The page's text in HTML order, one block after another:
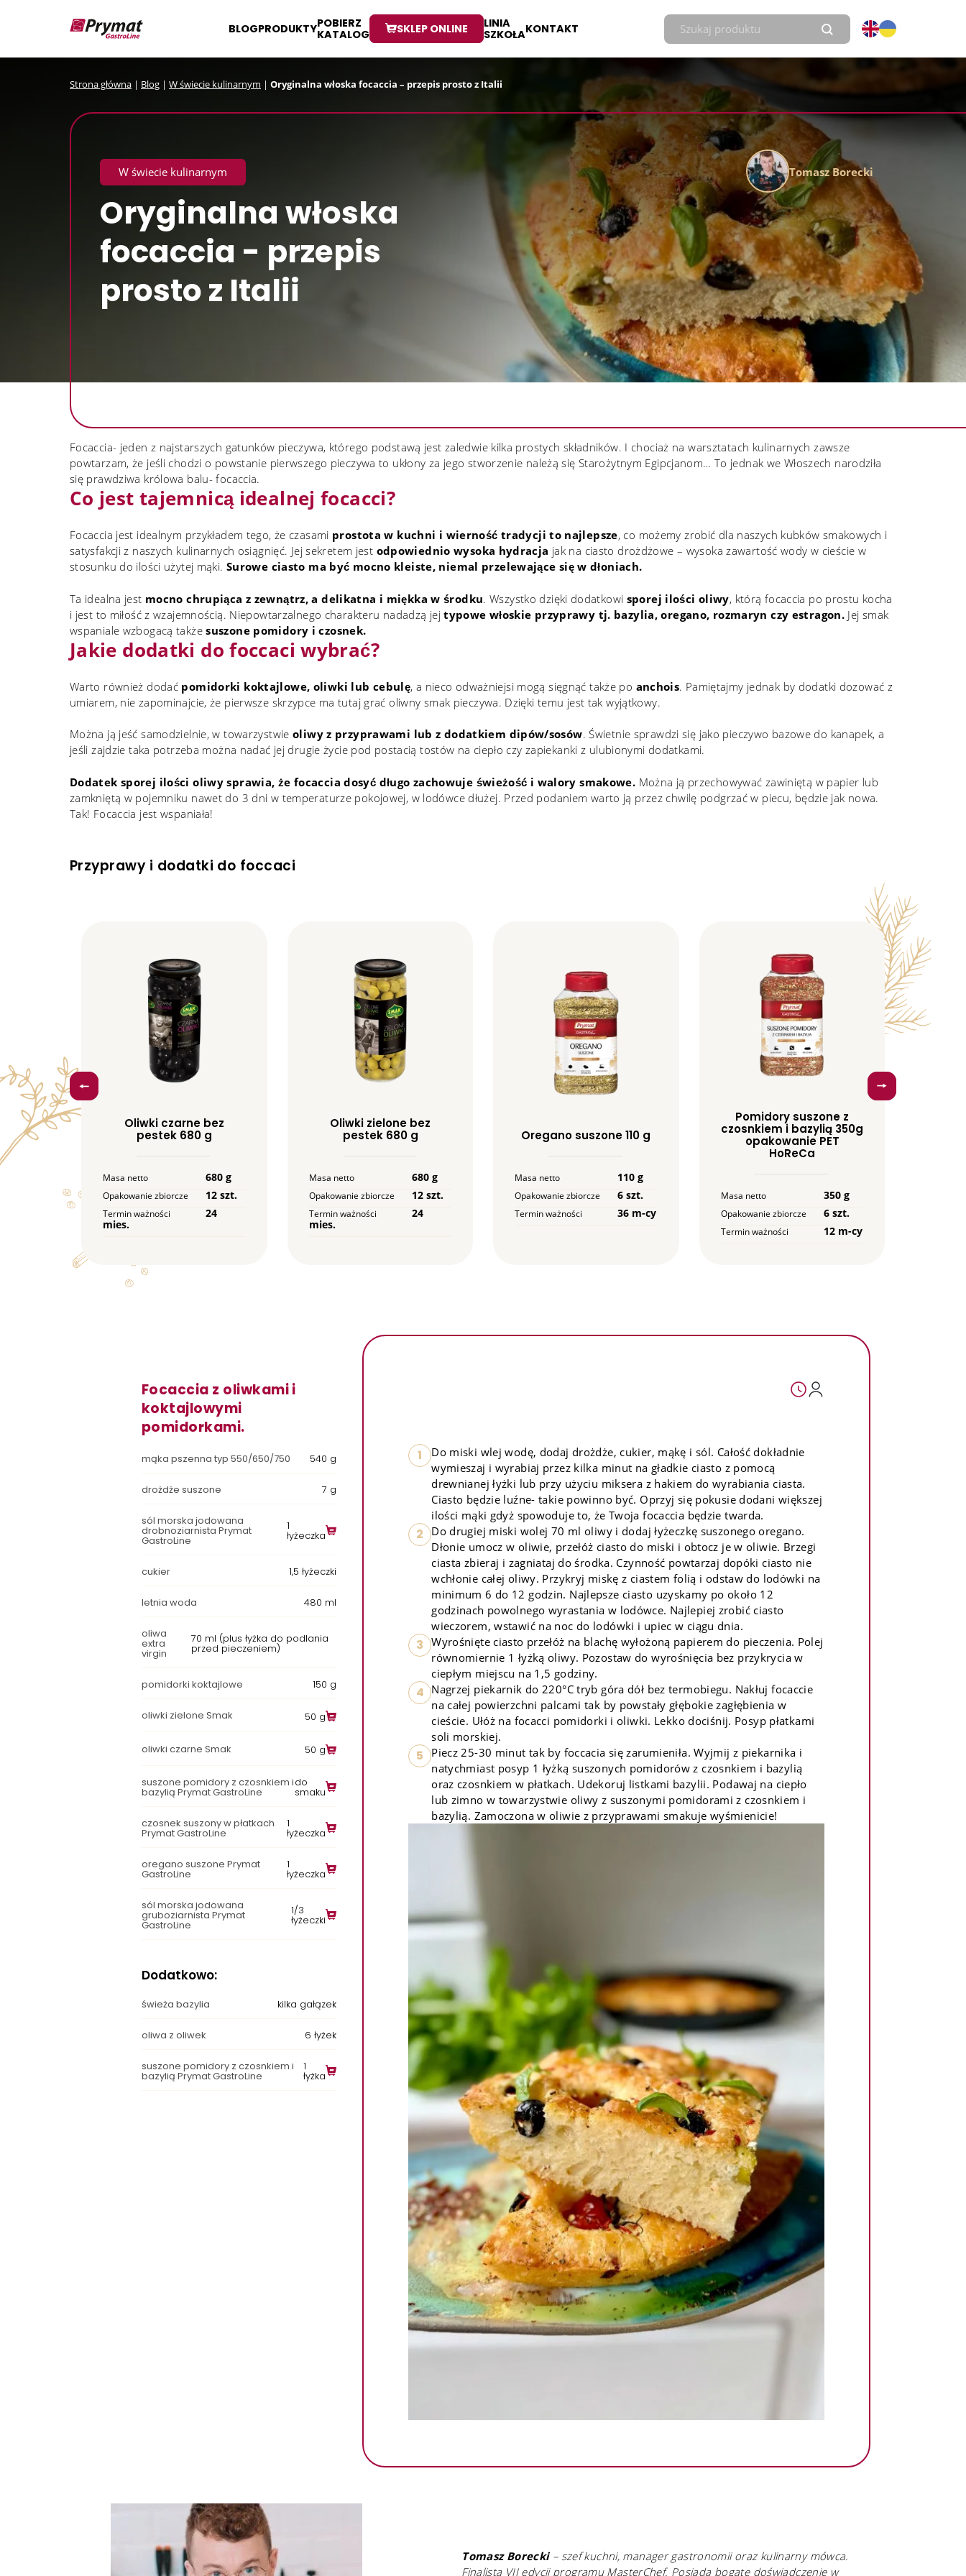
BLOGPRODUKTYPOBIERZ
KATALOG
SKLEP ONLINE
LINIA
SZKOŁAKONTAKT
Strona główna | Blog | W świecie kulinarnym | Oryginalna włoska focaccia – przepis prosto z Italii
W świecie kulinarnym Tomasz Borecki
Oryginalna włoska
focaccia - przepis
prosto z Italii
Focaccia- jeden z najstarszych gatunków pieczywa, którego podstawą jest zaledwie kilka prostych składników. I chociaż na warsztatach kulinarnych zawsze
powtarzam, że jeśli chodzi o powstanie pierwszego pieczywa to ukłony za jego stworzenie należą się Starożytnym Egipcjanom… To jednak we Włoszech narodziła
się prawdziwa królowa balu- focaccia.
Co jest tajemnicą idealnej focacci?
Focaccia jest idealnym przykładem tego, że czasami prostota w kuchni i wierność tradycji to najlepsze, co możemy zrobić dla naszych kubków smakowych i
satysfakcji z naszych kulinarnych osiągnięć. Jej sekretem jest odpowiednio wysoka hydracja jak na ciasto drożdżowe – wysoka zawartość wody w cieście w
stosunku do ilości użytej mąki. Surowe ciasto ma być mocno kleiste, niemal przelewające się w dłoniach.
Ta idealna jest mocno chrupiąca z zewnątrz, a delikatna i miękka w środku. Wszystko dzięki dodatkowi sporej ilości oliwy, którą focaccia po prostu kocha
i jest to miłość z wzajemnością. Niepowtarzalnego charakteru nadadzą jejtypowe włoskie przyprawy tj. bazylia, oregano, rozmaryn czy estragon. Jej smak
wspaniale wzbogacą takżesuszone pomidory i czosnek.
Jakie dodatki do foccaci wybrać?
Warto również dodać pomidorki koktajlowe, oliwki lub cebulę, a nieco odważniejsi mogą sięgnąć także po anchois. Pamiętajmy jednak by dodatki dozować z
umiarem, nie zapominajcie, że pierwsze skrzypce ma tutaj grać oliwny smak pieczywa. Dzięki temu jest tak wyjątkowy.
Można ją jeść samodzielnie, w towarzystwieoliwy z przyprawami lub z dodatkiem dipów/sosów. Świetnie sprawdzi się jako pieczywo bazowe do kanapek, a
jeśli zajdzie taka potrzeba można nadać jej drugie życie pod postacią tostów na ciepło czy zapiekanki z ulubionymi dodatkami.
Dodatek sporej ilości oliwy sprawia, że focaccia dosyć długo zachowuje świeżość i walory smakowe. Można ją przechowywać zawiniętą w papier lub
zamkniętą w pojemniku nawet do 3 dni w temperaturze pokojowej, w lodówce dłużej. Przed podaniem warto ją przez chwilę podgrzać w piecu, będzie jak nowa.
Tak! Focaccia jest wspaniała!
Przyprawy i dodatki do foccaci
kg
Oliwki czarne bez
pestek 680 g
Masa netto 680 g
Opakowanie zbiorcze 12 szt.
Termin ważności
24
mies.
Oliwki zielone bez
pestek 680 g
Masa netto 680 g
Opakowanie zbiorcze 12 szt.
Termin ważności
24
mies.
Oregano suszone 110 g
Masa netto 110 g
Opakowanie zbiorcze 6 szt.
Termin ważności 36 m-cy
Pomidory suszone z
czosnkiem i bazylią 350g
opakowanie PET
HoReCa
Masa netto 350 g
Opakowanie zbiorcze 6 szt.
Termin ważności 12 m-cy
Focaccia z oliwkami i
koktajlowymi
pomidorkami.
mąka pszenna typ 550/650/750 540 g
drożdże suszone 7 g
sól morska jodowana
drobnoziarnista Prymat
GastroLine
1
łyżeczka
cukier 1,5 łyżeczki
letnia woda 480 ml
oliwa
extra
virgin
70 ml (plus łyżka do podlania
przed pieczeniem)
pomidorki koktajlowe 150 g
oliwki zielone Smak 50 g
oliwki czarne Smak 50 g
suszone pomidory z czosnkiem i
bazylią Prymat GastroLine
do
smaku
czosnek suszony w płatkach
Prymat GastroLine
1
łyżeczka
oregano suszone Prymat
GastroLine
1
łyżeczka
sól morska jodowana
gruboziarnista Prymat
GastroLine
1/3
łyżeczki
Dodatkowo:
świeża bazylia kilka gałązek
oliwa z oliwek 6 łyżek
suszone pomidory z czosnkiem i
bazylią Prymat GastroLine
1
łyżka
1
Do miski wlej wodę, dodaj drożdże, cukier, mąkę i sól. Całość dokładnie
wymieszaj i wyrabiaj przez kilka minut na gładkie ciasto z pomocą
drewnianej łyżki lub przy użyciu miksera z hakiem do wyrabiania ciasta.
Ciasto będzie luźne- takie powinno być. Oprzyj się pokusie dodani większej
ilości mąki gdyż spowoduje to, że Twoja focaccia będzie twarda.
2
Do drugiej miski wolej 70 ml oliwy i dodaj łyżeczkę suszonego oregano.
Dłonie umocz w oliwie, przełóż ciasto do miski i obtocz je w oliwie. Brzegi
ciasta zbieraj i zagniataj do środka. Czynność powtarzaj dopóki ciasto nie
wchłonie całej oliwy. Przykryj miskę z ciastem folią i odstaw do lodówki na
minimum 6 do 12 godzin. Najlepsze ciasto uzyskamy po około 12
godzinach powolnego wyrastania w lodówce. Najlepiej zrobić ciasto
wieczorem, wstawić na noc do lodówki i upiec w ciągu dnia.
3
Wyrośnięte ciasto przełóż na blachę wyłożoną papierem do pieczenia. Polej
równomiernie 1 łyżką oliwy. Pozostaw do wyrośnięcia bez przykrycia w
ciepłym miejscu na 1,5 godziny.
4 Nagrzej piekarnik do 220°C tryb góra dół bez termobiegu. Nakłuj focaccie
na całej powierzchni palcami tak by powstały głębokie zagłębienia w
cieście. Ułóż na focacci pomidorki i oliwki. Lekko dociśnij. Posyp płatkami
soli morskiej.
5
Piecz 25-30 minut tak by foccacia się zarumieniła. Wyjmij z piekarnika i
natychmiast posyp 1 łyżką suszonych pomidorów z czosnkiem i bazylią
oraz czosnkiem w płatkach. Udekoruj listkami bazylii. Podawaj na ciepło
lub zimno w towarzystwie oliwy z suszonymi pomidorami z czosnkiem i
bazylią. Zamoczona w oliwie z przyprawami smakuje wyśmienicie!
Tomasz Borecki– szef kuchni, manager gastronomii oraz kulinarny mówca.
Finalista VII edycji programu MasterChef. Posiada bogate doświadczenie w